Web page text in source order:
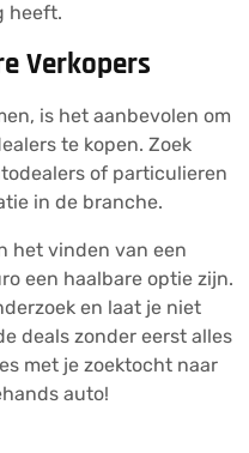
heeft.
Verkopers
is het aanbevolen om
te kopen. Zoek
of particulieren
in de branche.
het vinden van een
een haalbare optie zijn.
en laat je niet
deals zonder eerst alles
met je zoektocht naar
auto!